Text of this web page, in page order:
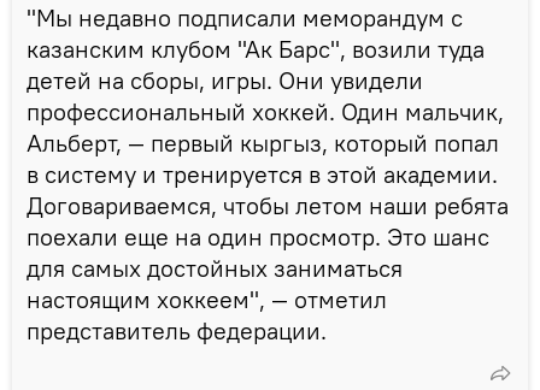
"Мы недавно подписали меморандум с
казанским клубом "Ак Барс", возили туда
детей на сборы, игры. Они увидели
профессиональный хоккей. Один мальчик,
Альберт, — первый кыргыз, который попал
в систему и тренируется в этой академии.
Договариваемся, чтобы летом наши ребята
поехали еще на один просмотр. Это шанс
для самых достойных заниматься
настоящим хоккеем", — отметил
представитель федерации.